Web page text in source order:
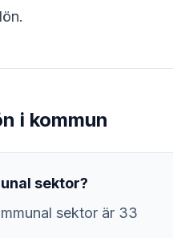
i kommun
sektor?
sektor är 33